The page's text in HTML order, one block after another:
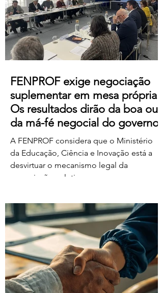
sexta-feira, dia 7 de agosto:
https://us06web.zoom.us/j/85736793433
FENPROF exige negociação
suplementar em mesa própria.
Os resultados dirão da boa ou
da má-fé negocial do governo
A FENPROF considera que o Ministério
da Educação, Ciência e Inovação está a
desvirtuar o mecanismo legal da
negociação coletiva ao convocar uma
organizações sindicais,
independentemente de terem requerido
negociação suplementar ou de já terem
manifestado acordo ou concordância
com o projeto de diploma. A negociação
suplementar existe para permitir o
prosseguimento das negociações
relativamente às matérias sobre as quais